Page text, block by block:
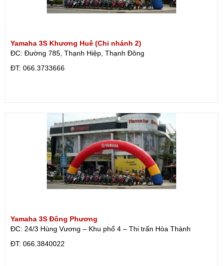
Yamaha 3S Khương Huê (Chi nhánh 2)
ĐC: Đường 785, Thạnh Hiệp, Thạnh Đông
ÐT: 066.3733666
Yamaha 3S Đông Phương
ĐC: 24/3 Hùng Vương – Khu phố 4 – Thi trấn Hòa Thành
ÐT: 066.3840022